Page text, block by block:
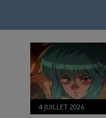
4 JUILLET 2026